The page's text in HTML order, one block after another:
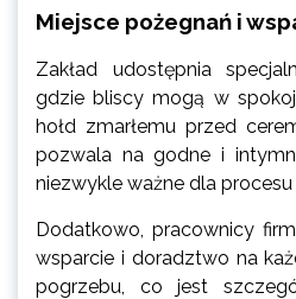
Miejsce pożegnań i
Zakład udostępnia
gdzie bliscy mogą w
hołd zmarłemu przed
pozwala na godne i
niezwykle ważne dla procesu
Dodatkowo, pracownicy
wsparcie i doradztwo na
pogrzebu, co jest